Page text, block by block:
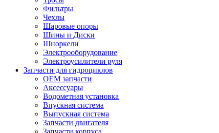
Фильтры
Чехлы
Шаровые опоры
Шины и Диски
Шноркели
Электрооборудование
Электроусилители руля
Запчасти для гидроциклов
OEM запчасти
Аксессуары
Водометная установка
Впускная система
Выпускная система
Запчасти двигателя
Запчасти корпуса